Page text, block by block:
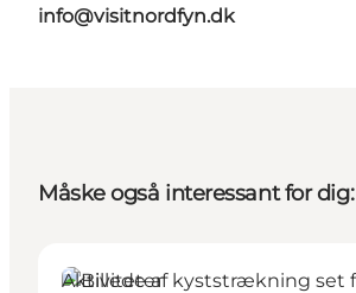
info@visitnordfyn.dk
Måske også interessant for dig:
Aktiviteter